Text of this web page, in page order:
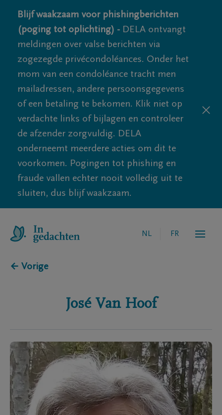
Blijf waakzaam voor phishingberichten
(poging tot oplichting) - DELA ontvangt
meldingen over valse berichten via
zogezegde privécondoléances. Onder het
mom van een condoléance tracht men
mailadressen, andere persoonsgegevens
of een betaling te bekomen. Klik niet op
verdachte links of bijlagen en controleer
de afzender zorgvuldig. DELA
onderneemt meerdere acties om dit te
voorkomen. Pogingen tot phishing en
fraude vallen echter nooit volledig uit te
sluiten, dus blijf waakzaam.
NL FR
← Vorige
José Van Hoof